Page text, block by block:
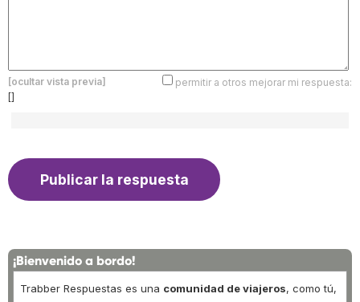
[ocultar vista previa]
permitir a otros mejorar mi respuesta:
[]
¡Bienvenido a bordo!
Trabber Respuestas es una comunidad de viajeros, como tú,